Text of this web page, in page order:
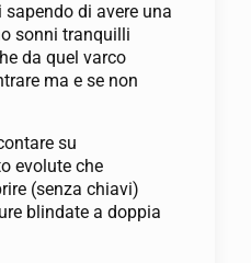
di avere una
sonni tranquilli
da quel varco
ma e se non
su
evolute che
(senza chiavi)
blindate a doppia